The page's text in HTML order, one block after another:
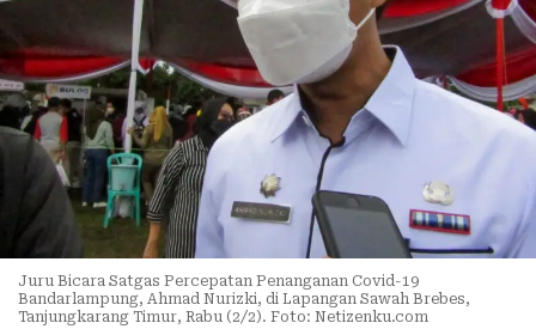
Juru Bicara Satgas Percepatan Penanganan Covid-19
Bandarlampung, Ahmad Nurizki, di Lapangan Sawah Brebes,
Tanjungkarang Timur, Rabu (2/2). Foto: Netizenku.com